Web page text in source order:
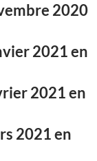
2020
2021 en
2021 en
2021 en